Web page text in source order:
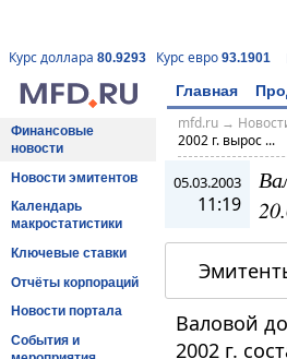
Курс доллара 80.9293 Курс евро 93.1901
Главная
Финансовые
новости
Новости эмитентов
Календарь
макростатистики
Ключевые ставки
Отчёты корпораций
Новости портала
События и
mfd.ru→
2002 г. вырос ...
05.03.2003
11:19
Валовой
2002 г.